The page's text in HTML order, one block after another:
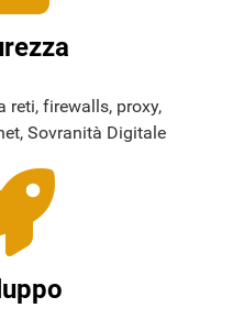
reti, firewalls, proxy,
Sovranità Digitale